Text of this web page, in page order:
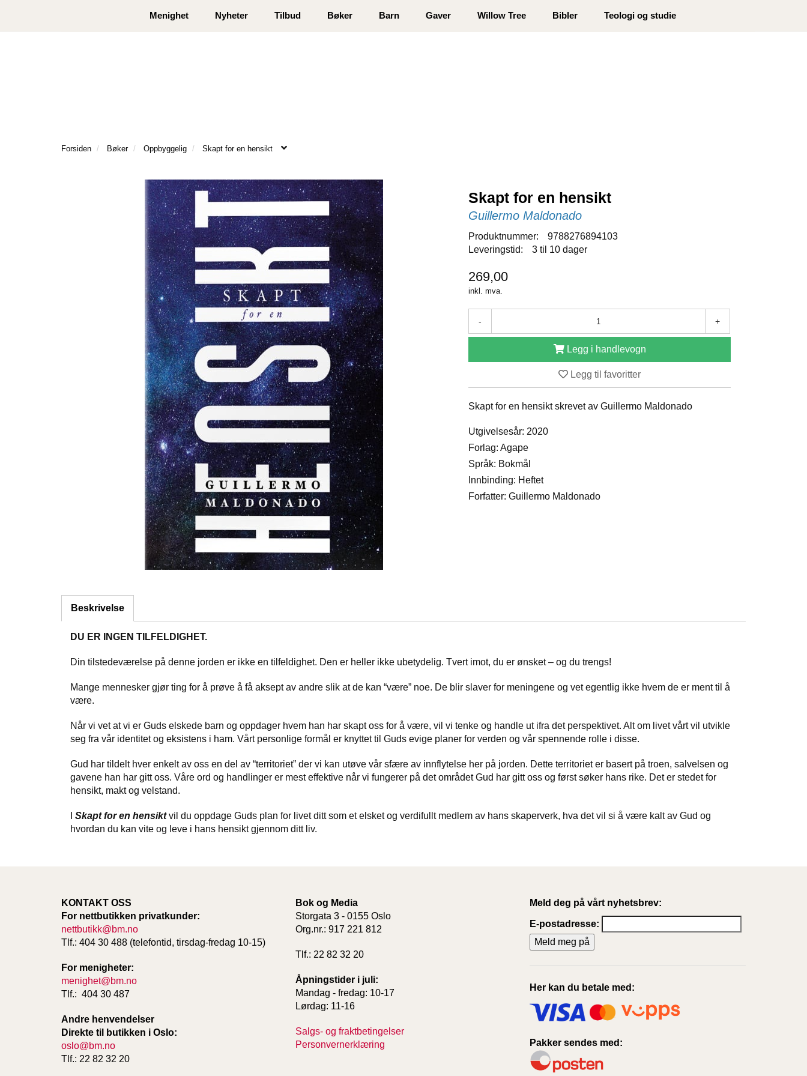
Åpningstider Logg inn eller registrer deg Min side Infosenter
Menighet Nyheter Tilbud Bøker Barn Gaver Willow Tree Bibler Teologi og studie
Forsiden Bøker Oppbyggelig Skapt for en hensikt
Skapt for en hensikt
Guillermo Maldonado
Produktnummer:
9788276894103
Leveringstid:
3 til 10 dager
269,00
inkl. mva.
- +
Legg i handlevogn
Legg til favoritter
Skapt for en hensikt skrevet av Guillermo Maldonado
Utgivelsesår: 2020
Forlag: Agape
Språk: Bokmål
Innbinding: Heftet
Forfatter: Guillermo Maldonado
Beskrivelse
DU ER INGEN TILFELDIGHET.
Din tilstedeværelse på denne jorden er ikke en tilfeldighet. Den er heller ikke ubetydelig. Tvert imot, du er ønsket – og du trengs!
Mange mennesker gjør ting for å prøve å få aksept av andre slik at de kan “være” noe. De blir slaver for meningene og vet egentlig ikke hvem de er ment til å
være.
Når vi vet at vi er Guds elskede barn og oppdager hvem han har skapt oss for å være, vil vi tenke og handle ut ifra det perspektivet. Alt om livet vårt vil utvikle
seg fra vår identitet og eksistens i ham. Vårt personlige formål er knyttet til Guds evige planer for verden og vår spennende rolle i disse.
Gud har tildelt hver enkelt av oss en del av “territoriet” der vi kan utøve vår sfære av innflytelse her på jorden. Dette territoriet er basert på troen, salvelsen og
gavene han har gitt oss. Våre ord og handlinger er mest effektive når vi fungerer på det området Gud har gitt oss og først søker hans rike. Det er stedet for
hensikt, makt og velstand.
Skapt for en hensiktvil du oppdage Guds plan for livet ditt som et elsket og verdifullt medlem av hans skaperverk, hva det vil si å være kalt av Gud og
hvordan du kan vite og leve i hans hensikt gjennom ditt liv.
KONTAKT OSS
For nettbutikken privatkunder:
nettbutikk@bm.no
Tlf.: 404 30 488 (telefontid, tirsdag-fredag 10-15)
For menigheter:
menighet@bm.no
Tlf.: 404 30 487
Andre henvendelser
Direkte til butikken i Oslo:
oslo@bm.no
Tlf.: 22 82 32 20
Bok og Media
Storgata 3 - 0155 Oslo
Org.nr.: 917 221 812
Tlf.: 22 82 32 20
Åpningstider i juli:
Mandag - fredag: 10-17
Lørdag: 11-16
Salgs- og fraktbetingelser
Personvernerklæring
Meld deg på vårt nyhetsbrev:
E-postadresse:
Her kan du betale med:
Pakker sendes med: